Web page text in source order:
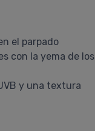
el parpado
con la yema de los
y una textura